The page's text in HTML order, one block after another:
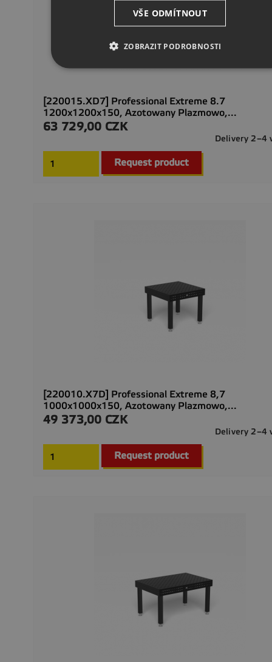
[220015.XD7] Professional Extreme 8.7
1200x1200x150, Azotowany Plazmowo,...
Cena
63 729,00 CZK
Delivery 2–4
Request product
[220010.X7D] Professional Extreme 8,7
1000x1000x150, Azotowany Plazmowo,...
Cena
49 373,00 CZK
Delivery 2–4
Request product
VŠE ODMÍTNOUT
ZOBRAZIT PODROBNOSTI